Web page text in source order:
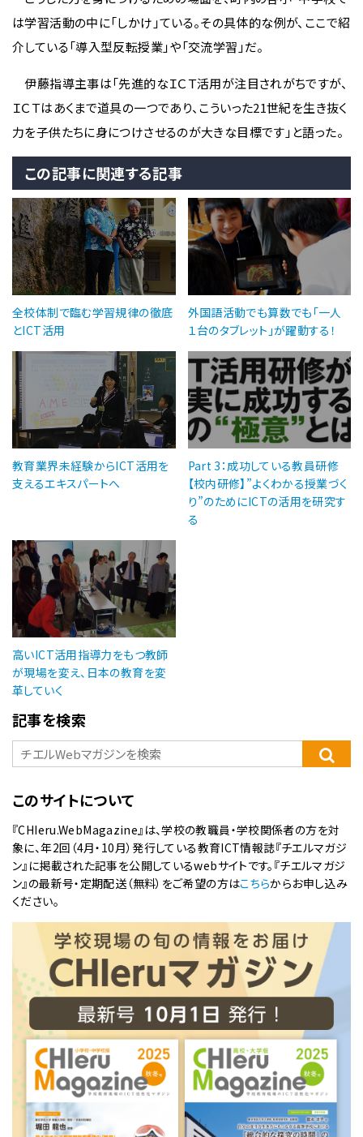
は学習活動の中に「しかけ」ている。その具体的な例が、ここで紹
介している「導入型反転授業」や「交流学習」だ。
伊藤指導主事は「先進的なＩＣＴ活用が注目されがちですが、
ＩＣＴはあくまで道具の一つであり、こういった21世紀を生き抜く
力を子供たちに身につけさせるのが大きな目標です」と語った。
この記事に関連する記事
全校体制で臨む学習規律の徹底
とICT活用
外国語活動でも算数でも「一人
１台のタブレット」が躍動する！
教育業界未経験からICT活用を
支えるエキスパートへ
Part 3：成功している教員研修
【校内研修】”よくわかる授業づく
り”のためにICTの活用を研究す
る
高いICT活用指導力をもつ教師
が現場を変え、日本の教育を変
革していく
記事を検索
このサイトについて
『CHIeru.WebMagazine』は、学校の教職員・学校関係者の方を対
象に、年2回（4月・10月）発行している教育ICT情報誌『チエルマガジ
ン』に掲載された記事を公開しているwebサイトです。『チエルマガジ
ン』の最新号・定期配送（無料）をご希望の方はこちらからお申し込み
ください。